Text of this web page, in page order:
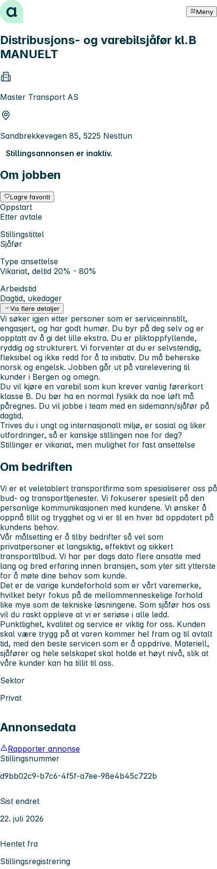
Hopp til innhold Meny
Distribusjons- og varebilsjåfør kl.B
MANUELT
Master Transport AS
Sandbrekkevegen 85, 5225 Nesttun
Stillingsannonsen er inaktiv.
Om jobben
Lagre favoritt
Oppstart
Etter avtale
Stillingstittel
Sjåfør
Type ansettelse
Vikariat, deltid 20% - 80%
Arbeidstid
Dagtid, ukedager
Vis flere detaljer
Vi søker igjen etter personer som er serviceinnstilt,
engasjert, og har godt humør. Du byr på deg selv og er
opptatt av å gi det lille ekstra. Du er pliktoppfyllende,
ryddig og strukturert. Vi forventer at du er selvstendig,
fleksibel og ikke redd for å ta initiativ. Du må beherske
norsk og engelsk. Jobben går ut på varelevering til
kunder i Bergen og omegn.
Du vil kjøre en varebil som kun krever vanlig førerkort
klasse B. Du bør ha en normal fysikk da noe løft må
påregnes. Du vil jobbe i team med en sidemann/sjåfør på
dagtid.
Trives du i ungt og internasjonalt miljø, er sosial og liker
utfordringer, så er kanskje stillingen noe for deg?
Stillinger er vikariat, men mulighet for fast ansettelse
Om bedriften
Vi er et veletablert transportfirma som spesialiserer oss på
bud- og transporttjenester. Vi fokuserer spesielt på den
personlige kommunikasjonen med kundene. Vi ønsker å
oppnå tillit og trygghet og vi er til en hver tid oppdatert på
kundens behov.
Vår målsetting er å tilby bedrifter så vel som
privatpersoner et langsiktig, effektivt og sikkert
transporttilbud. Vi har per dags dato flere ansatte med
lang og bred erfaring innen bransjen, som yter sitt ytterste
for å møte dine behov som kunde.
Det er de varige kundeforhold som er vårt varemerke,
hvilket betyr fokus på de mellommenneskelige forhold
like mye som de tekniske løsningene. Som sjåfør hos oss
vil du raskt oppleve at vi er seriøse i alle ledd.
Punktlighet, kvalitet og service er viktig for oss. Kunden
skal være trygg på at varen kommer hel fram og til avtalt
tid, med den beste servicen som er å oppdrive. Materiell,
sjåfører og hele selskapet skal holde et høyt nivå, slik at
våre kunder kan ha tillit til oss.
Sektor
Privat
Annonsedata
Rapporter annonse
Stillingsnummer
d9bb02c9-b7c6-4f5f-a7ee-98e4b45c722b
Sist endret
22. juli 2026
Hentet fra
Stillingsregistrering